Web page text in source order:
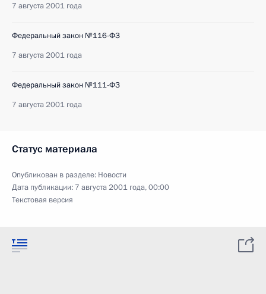
7 августа 2001 года
Федеральный закон №116-ФЗ
7 августа 2001 года
Федеральный закон №111-ФЗ
7 августа 2001 года
Статус материала
Опубликован в разделе: Новости
Дата публикации: 7 августа 2001 года, 00:00
Текстовая версия